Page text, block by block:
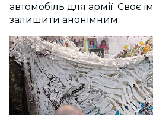
автомобіль для армії. Своє
залишити анонімним.